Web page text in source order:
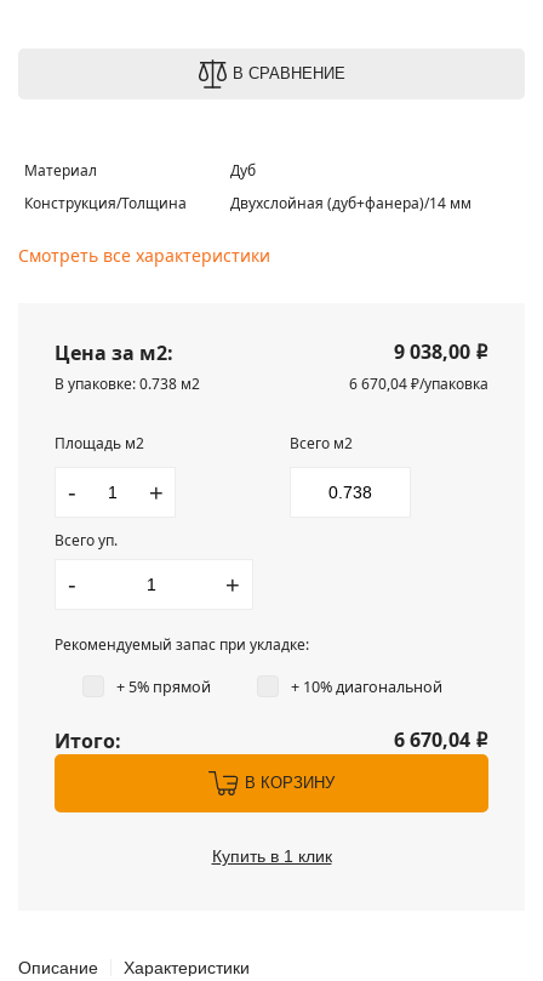
В СРАВНЕНИЕ
Материал
Дуб
Конструкция/Толщина
Двухслойная (дуб+фанера)/14 мм
Смотреть все характеристики
Цена за м2: 9 038,00 i
В упаковке: 0.738 м2 6 670,04 ₽/упаковка
Площадь м2
- +
Всего м2
Всего уп.
- +
Рекомендуемый запас при укладке:
+ 5% прямой + 10% диагональной
Итого: 6 670,04 i
В КОРЗИНУ
Купить в 1 клик
Описание Характеристики